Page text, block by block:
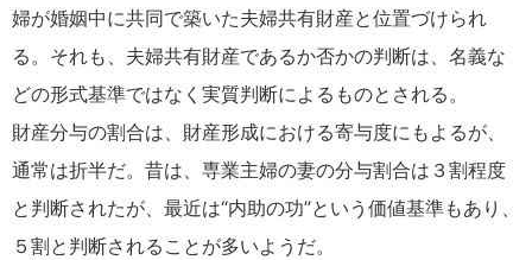
婦が婚姻中に共同で築いた夫婦共有財産と位置づけられ
る。それも、夫婦共有財産であるか否かの判断は、名義な
どの形式基準ではなく実質判断によるものとされる。
財産分与の割合は、財産形成における寄与度にもよるが、
通常は折半だ。昔は、専業主婦の妻の分与割合は３割程度
と判断されたが、最近は“内助の功”という価値基準もあり、
５割と判断されることが多いようだ。